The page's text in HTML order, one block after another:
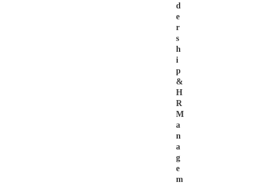
D
E
R
S
H
I
P
&
H
R
M
A
N
A
G
E
M